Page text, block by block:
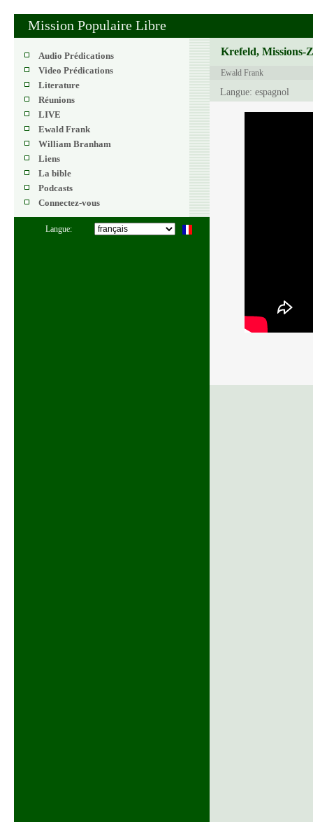
Mission Populaire Libre
Audio Prédications
Video Prédications
Literature
Réunions
LIVE
Ewald Frank
William Branham
Liens
La bible
Podcasts
Connectez-vous
Langue:
Krefeld, Missions-
Ewald Frank
Langue: espagnol